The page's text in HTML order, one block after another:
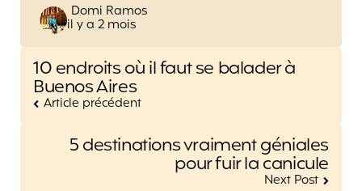
Posted
by
Domi Ramos
il y a 2 mois
Post
navigation
10 endroits où il faut se balader à
Buenos Aires
Article précédent
5 destinations vraiment géniales
pour fuir la canicule
Next Post